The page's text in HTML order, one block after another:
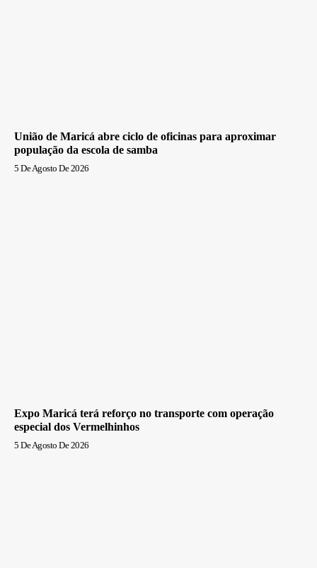
União de Maricá abre ciclo de oficinas para aproximar
população da escola de samba
5 De Agosto De 2026
Expo Maricá terá reforço no transporte com operação
especial dos Vermelhinhos
5 De Agosto De 2026